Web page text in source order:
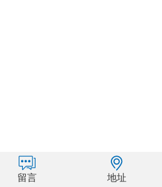
留言 地址